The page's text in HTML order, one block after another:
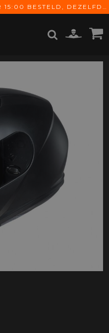
OP ONZE WERKDAGEN VOOR 15:00 BESTELD, DEZELFDE DAG VERZONDEN! GRATIS VERZENDING VANAF € 65,-